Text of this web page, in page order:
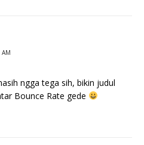
AM
ngga tega sih, bikin judul
Bounce Rate gede